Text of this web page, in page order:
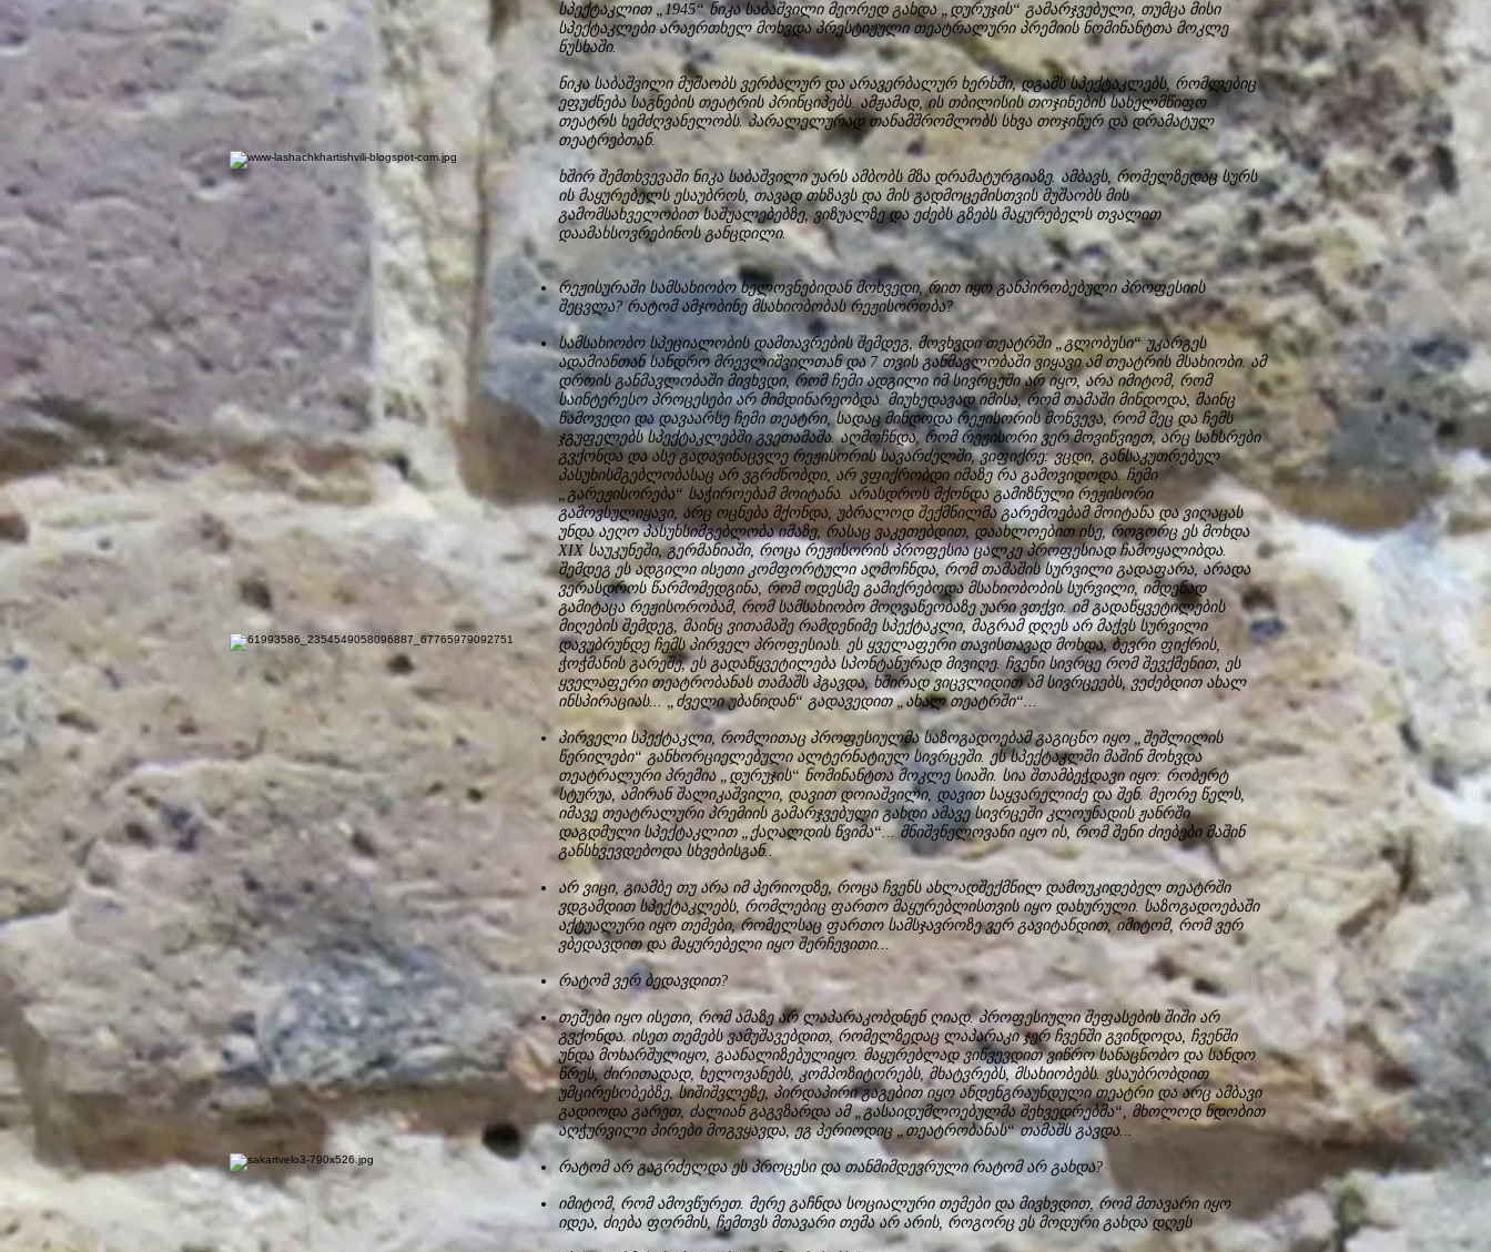
სპექტაკლით „1945“ ნიკა საბაშვილი მეორედ გახდა „დურუჯის“ გამარჯვებული, თუმცა მისი
სპექტაკლები არაერთხელ მოხვდა პრესტიჟული თეატრალური პრემიის ნომინანტთა მოკლე
ნუსხაში.
ნიკა საბაშვილი მუშაობს ვერბალურ და არავერბალურ ხერხში, დგამს სპექტაკლებს, რომლებიც
ეფუძნება საგნების თეატრის პრინციპებს. ამჟამად, ის თბილისის თოჯინების სახელმწიფო
თეატრს ხემძღვანელობს. პარალელურად თანამშრომლობს სხვა თოჯინურ და დრამატულ
თეატრებთან.
ხშირ შემთხვევაში ნიკა საბაშვილი უარს ამბობს მზა დრამატურგიაზე. ამბავს, რომელზედაც სურს
ის მაყურებელს ესაუბროს, თავად თხზავს და მის გადმოცემისთვის მუშაობს მის
გამომსახველობით საშუალებებზე, ვიზუალზე და ეძებს გზებს მაყურებელს თვალით
დაამახსოვრებინოს განცდილი.
რეჟისურაში სამსახიობო ხელოვნებიდან მოხვედი, რით იყო განპირობებული პროფესიის
შეცვლა? რატომ ამჯობინე მსახიობობას რეჟისორობა?
სამსახიობო სპეციალობის დამთავრების შემდეგ, მოვხვდი თეატრში „გლობუსი“ უკარგეს
ადამიანთან სანდრო მრევლიშვილთან და 7 თვის განმავლობაში ვიყავი ამ თეატრის მსახიობი. ამ
დროის განმავლობაში მივხვდი, რომ ჩემი ადგილი იმ სივრცეში არ იყო, არა იმიტომ, რომ
საინტერესო პროცესები არ მიმდინარეობდა. მიუხედავად იმისა, რომ თამაში მინდოდა, მაინც
წამოვედი და დავაარსე ჩემი თეატრი, სადაც მინდოდა რეჟისორის მოწვევა, რომ მეც და ჩემს
ჯგუფელებს სპექტაკლებში გვეთამაშა. აღმოჩნდა, რომ რეჟისორი ვერ მოვიწვიეთ, არც სახსრები
გვქონდა და ასე გადავინაცვლე რეჟისორის სავარძელში, ვიფიქრე: ვცდი, განსაკუთრებულ
პასუხისმგებლობასაც არ ვგრძნობდი, არ ვფიქრობდი იმაზე რა გამოვიდოდა. ჩემი
„გარეჟისორება“ საჭიროებამ მოიტანა. არასდროს მქონდა გამიზნული რეჟისორი
გამოვსულიყავი, არც ოცნება მქონდა, უბრალოდ შექმნილმა გარემოებამ მოიტანა და ვიღაცას
უნდა აეღო პასუხსიმგებლობა იმაზე, რასაც ვაკეთებდით, დაახლოებით ისე, როგორც ეს მოხდა
XIX საუკუნეში, გერმანიაში, როცა რეჟისორის პროფესია ცალკე პროფესიად ჩამოყალიბდა.
შემდეგ ეს ადგილი ისეთი კომფორტული აღმოჩნდა, რომ თამაშის სურვილი გადაფარა, არადა
ვერასდროს წარმომედგინა, რომ ოდესმე გამიქრებოდა მსახიობობის სურვილი, იმდენად
გამიტაცა რეჟისორობამ, რომ სამსახიობო მოღვაწეობაზე უარი ვთქვი. იმ გადაწყვეტილების
მიღების შემდეგ, მაინც ვითამაშე რამდენიმე სპექტაკლი, მაგრამ დღეს არ მაქვს სურვილი
დავუბრუნდე ჩემს პირველ პროფესიას. ეს ყველაფერი თავისთავად მოხდა, ბევრი ფიქრის,
ჭოჭმანის გარეშე, ეს გადაწყვეტილება სპონტანურად მივიღე. ჩვენი სივრცე რომ შევქმენით, ეს
ყველაფერი თეატრობანას თამაშს ჰგავდა, ხშირად ვიცვლიდით ამ სივრცეებს, ვეძებდით ახალ
ინსპირაციას... „ძველი უბანიდან“ გადავედით „ახალ თეატრში“...
პირველი სპექტაკლი, რომლითაც პროფესიულმა საზოგადოებამ გაგიცნო იყო „შეშლილის
წერილები“ განხორციელებული ალტერნატიულ სივრცეში. ეს სპექტაკლში მაშინ მოხვდა
თეატრალური პრემია „დურუჯის“ ნომინანტთა მოკლე სიაში. სია შთამბეჭდავი იყო: რობერტ
სტურუა, ამირან შალიკაშვილი, დავით დოიაშვილი, დავით საყვარელიძე და შენ. მეორე წელს,
იმავე თეატრალური პრემიის გამარჯვებული გახდი ამავე სივრცეში კლოუნადის ჟანრში
დაგდმული სპექტაკლით „ქაღალდის წვიმა“... მნიშვნელოვანი იყო ის, რომ შენი ძიებები მაშინ
განსხვევდებოდა სხვებისგან..
არ ვიცი, გიამბე თუ არა იმ პერიოდზე, როცა ჩვენს ახლადშექმნილ დამოუკიდებელ თეატრში
ვდგამდით სპექტაკლებს, რომლებიც ფართო მაყურებლისთვის იყო დახურული. საზოგადოებაში
აქტუალური იყო თემები, რომელსაც ფართო სამსჯავროზე ვერ გავიტანდით, იმიტომ, რომ ვერ
ვბედავდით და მაყურებელი იყო შერჩევითი...
რატომ ვერ ბედავდით?
თემები იყო ისეთი, რომ ამაზე არ ლაპარაკობდნენ ღიად. პროფესიული შეფასების შიში არ
გვქონდა. ისეთ თემებს ვამუშავებდით, რომელზედაც ლაპარაკი ჯერ ჩვენში გვინდოდა, ჩვენში
უნდა მოხარშულიყო, გაანალიზებულიყო. მაყურებლად ვიწვევდით ვიწრო სანაცნობო და სანდო
წრეს, ძირითადად, ხელოვანებს, კომპოზიტორებს, მხატვრებს, მსახიობებს. ვსაუბრობდით
უმცირესობებზე, სიშიშვლეზე, პირდაპირი გაგებით იყო ანდენგრაუნდული თეატრი და არც ამბავი
გადიოდა გარეთ, ძალიან გაგვზარდა ამ „გასაიდუმლოებულმა შეხვედრებმა“, მხოლოდ ნდობით
აღჭურვილი პირები მოგვყავდა, ეგ პერიოდიც „თეატრობანას“ თამაშს გავდა...
რატომ არ გაგრძელდა ეს პროცესი და თანმიმდევრული რატომ არ გახდა?
იმიტომ, რომ ამოვწურეთ. მერე გაჩნდა სოციალური თემები და მივხვდით, რომ მთავარი იყო
იდეა, ძიება ფორმის, ჩემთვს მთავარი თემა არ არის, როგორც ეს მოდური გახდა დღეს